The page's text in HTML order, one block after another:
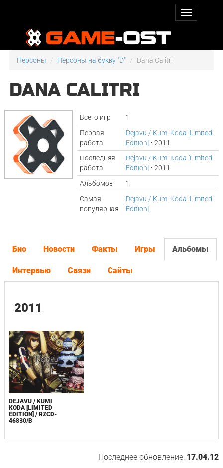
Персоны Персоны на букву "D" Dana Calitri
DANA CALITRI
Всего игр
1
Первая
работа
Dejavu / Kumi Koda [Limited
Edition] • 2011
Последняя
работа
Dejavu / Kumi Koda [Limited
Edition] • 2011
Альбомов
1
Самая
популярная
Dejavu / Kumi Koda [Limited
Edition]
Био Новости Факты Игры Альбомы
Интервью Связи Сайты
2011
DEJAVU / KUMI
KODA [LIMITED
EDITION] / RZCD-
46830/B
Последнее обновление: 17.04.12